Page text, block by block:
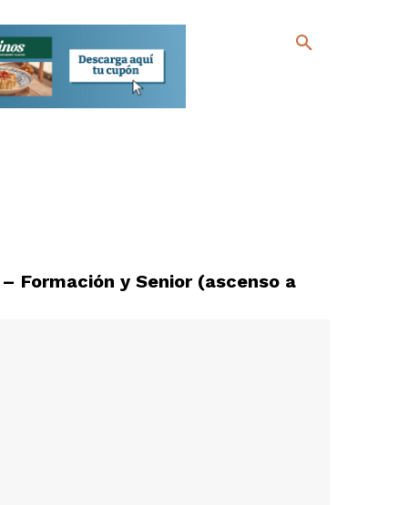
Formación y Senior (ascenso a